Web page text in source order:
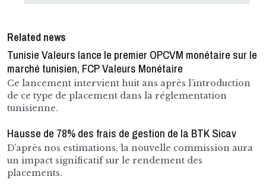
Related news
Tunisie Valeurs lance le premier OPCVM monétaire sur le
marché tunisien, FCP Valeurs Monétaire
Ce lancement intervient huit ans après l’introduction
de ce type de placement dans la réglementation
tunisienne.
Hausse de 78% des frais de gestion de la BTK Sicav
D’après nos estimations, la nouvelle commission aura
un impact significatif sur le rendement des
placements.